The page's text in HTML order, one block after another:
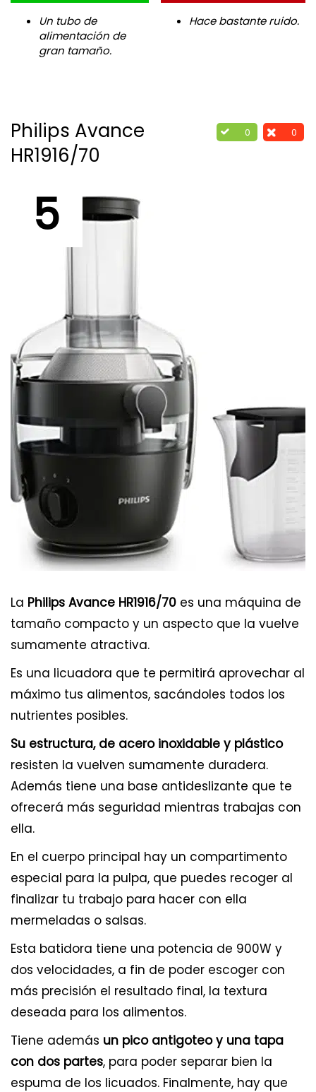
Un tubo de
alimentación de
gran tamaño.
Hace bastante ruido.
0 0
Philips Avance
HR1916/70
5
La Philips Avance HR1916/70 es una máquina de
tamaño compacto y un aspecto que la vuelve
sumamente atractiva.
Es una licuadora que te permitirá aprovechar al
máximo tus alimentos, sacándoles todos los
nutrientes posibles.
Su estructura, de acero inoxidable y plástico
resisten la vuelven sumamente duradera.
Además tiene una base antideslizante que te
ofrecerá más seguridad mientras trabajas con
ella.
En el cuerpo principal hay un compartimento
especial para la pulpa, que puedes recoger al
finalizar tu trabajo para hacer con ella
mermeladas o salsas.
Esta batidora tiene una potencia de 900W y
dos velocidades, a fin de poder escoger con
más precisión el resultado final, la textura
deseada para los alimentos.
Tiene además un pico antigoteo y una tapa
con dos partes, para poder separar bien la
espuma de los licuados. Finalmente, hay que